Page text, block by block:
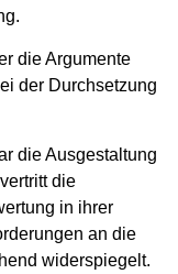
die Argumente
der Durchsetzung
die Ausgestaltung
die
in ihrer
an die
widerspiegelt.